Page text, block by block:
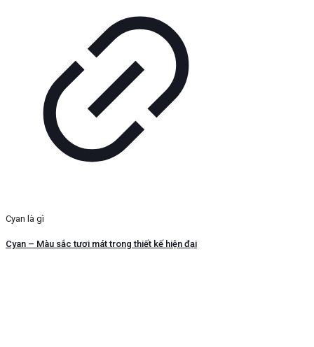
Cyan là gì
Cyan – Màu sắc tươi mát trong thiết kế hiện đại